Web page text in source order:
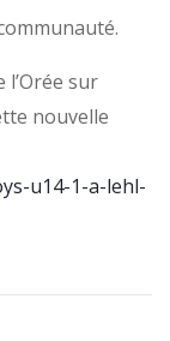
l’Orée sur
nouvelle
u14-1-a-lehl-